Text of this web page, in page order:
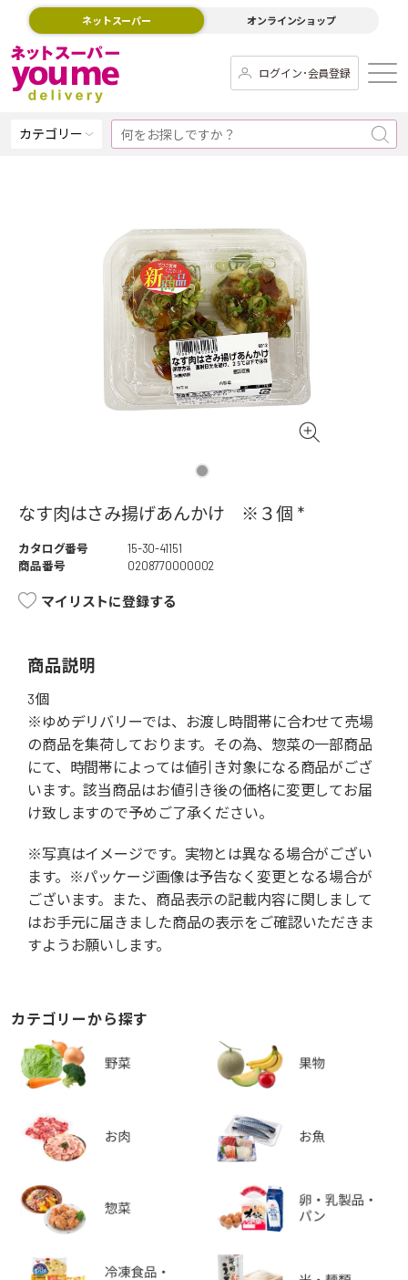
ネットスーパー オンラインショップ
ログイン･会員登録
カテゴリー
なす肉はさみ揚げあんかけ ※３個 *
カタログ番号
15-30-41151
商品番号
0208770000002
マイリストに登録する
商品説明
3個
※ゆめデリバリーでは、お渡し時間帯に合わせて売場
の商品を集荷しております。その為、惣菜の一部商品
にて、時間帯によっては値引き対象になる商品がござ
います。該当商品はお値引き後の価格に変更してお届
け致しますので予めご了承ください。
※写真はイメージです。実物とは異なる場合がござい
ます。※パッケージ画像は予告なく変更となる場合が
ございます。また、商品表示の記載内容に関しまして
はお手元に届きました商品の表示をご確認いただきま
すようお願いします。
カテゴリーから探す